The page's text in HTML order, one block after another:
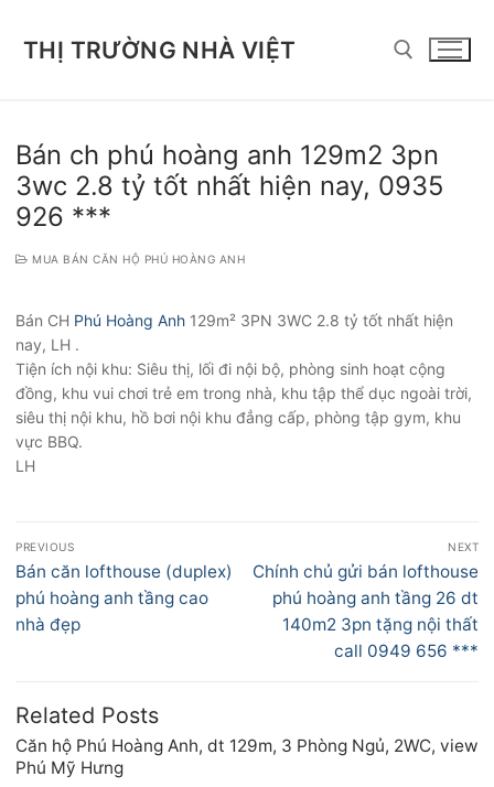
THỊ TRƯỜNG NHÀ VIỆT
Bán ch phú hoàng anh 129m2 3pn
3wc 2.8 tỷ tốt nhất hiện nay, 0935
926 ***
MUA BÁN CĂN HỘ PHÚ HOÀNG ANH
Bán CH Phú Hoàng Anh 129m² 3PN 3WC 2.8 tỷ tốt nhất hiện
nay, LH .
Tiện ích nội khu: Siêu thị, lối đi nội bộ, phòng sinh hoạt cộng
đồng, khu vui chơi trẻ em trong nhà, khu tập thể dục ngoài trời,
siêu thị nội khu, hồ bơi nội khu đẳng cấp, phòng tập gym, khu
vực BBQ.
LH
Điều
hướng
bài
viết
PREVIOUS
Previous
post:
Bán căn lofthouse (duplex)
phú hoàng anh tầng cao
nhà đẹp
NEXT
Next
post:
Chính chủ gửi bán lofthouse
phú hoàng anh tầng 26 dt
140m2 3pn tặng nội thất
call 0949 656 ***
Related Posts
Căn hộ Phú Hoàng Anh, dt 129m, 3 Phòng Ngủ, 2WC, view
Phú Mỹ Hưng